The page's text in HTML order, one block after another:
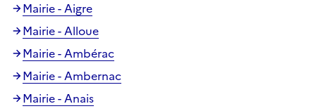
Mairie - Aigre
Mairie - Alloue
Mairie - Ambérac
Mairie - Ambernac
Mairie - Anais